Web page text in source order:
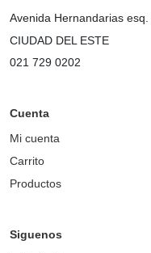
Avenida Hernandarias
CIUDAD DEL ESTE
021 729 0202
Cuenta
Mi cuenta
Carrito
Productos
Siguenos